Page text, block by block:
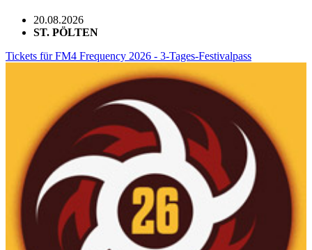
20.08.2026
ST. PÖLTEN
Tickets für FM4 Frequency 2026 - 3-Tages-Festivalpass